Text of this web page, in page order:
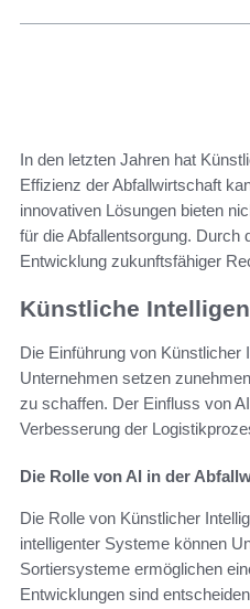
In den letzten Jahren hat
Effizienz der Abfallwirtschaft
innovativen Lösungen bieten
für die Abfallentsorgung. Durch
Entwicklung zukunftsfähiger
Künstliche
Die Einführung von Künstlicher
Unternehmen setzen
zu schaffen. Der Einfluss von
Verbesserung der
Die Rolle von AI in der
Die Rolle von Künstlicher
intelligenter Systeme können
Sortiersysteme ermöglichen
Entwicklungen sind